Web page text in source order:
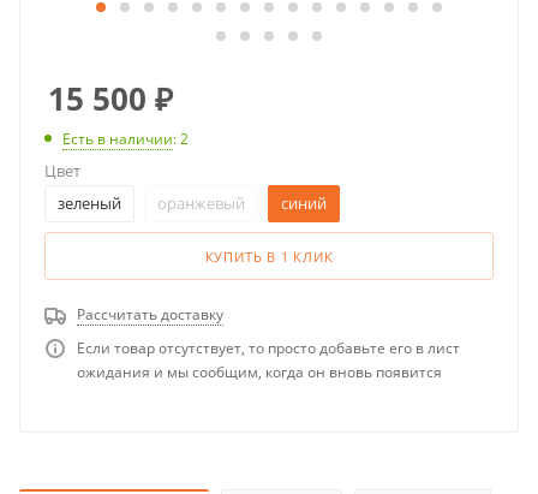
15 500 ₽
Есть в наличии: 2
Цвет
зеленый
оранжевый синий
КУПИТЬ В 1 КЛИК
Рассчитать доставку
Если товар отсутствует, то просто добавьте его в лист
ожидания и мы сообщим, когда он вновь появится